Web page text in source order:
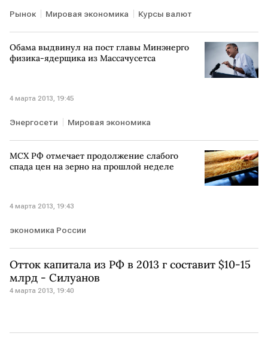
Рынок Мировая экономика Курсы валют
Обама выдвинул на пост главы Минэнерго
физика-ядерщика из Массачусетса
4 марта 2013, 19:45
Энергосети Мировая экономика
МСХ РФ отмечает продолжение слабого
спада цен на зерно на прошлой неделе
4 марта 2013, 19:43
экономика России
Отток капитала из РФ в 2013 г составит $10-15
млрд - Силуанов
4 марта 2013, 19:40